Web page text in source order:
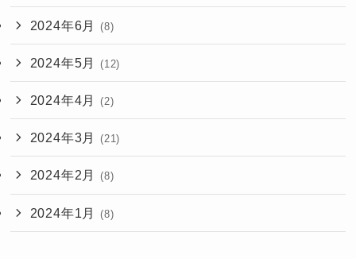
2024年6月 (8)
2024年5月 (12)
2024年4月 (2)
2024年3月 (21)
2024年2月 (8)
2024年1月 (8)